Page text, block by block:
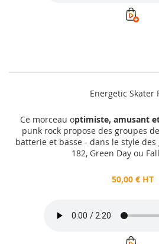
Energetic Skater
Ce morceau optimiste, amusant
punk rock propose des groupes
batterie et basse - dans le style
182, Green Day ou
50,00 € HT